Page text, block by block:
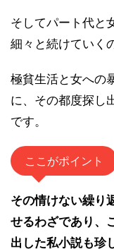
そしてパート代と
細々と続けていく
極貧生活と女への
に、その都度探し
です。
ここがポイント
その情けない繰り
せるわざであり、
出した私小説も珍